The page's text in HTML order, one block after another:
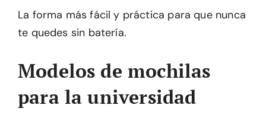
La forma más fácil y práctica para que nunca
te quedes sin batería.
Modelos de mochilas
para la universidad